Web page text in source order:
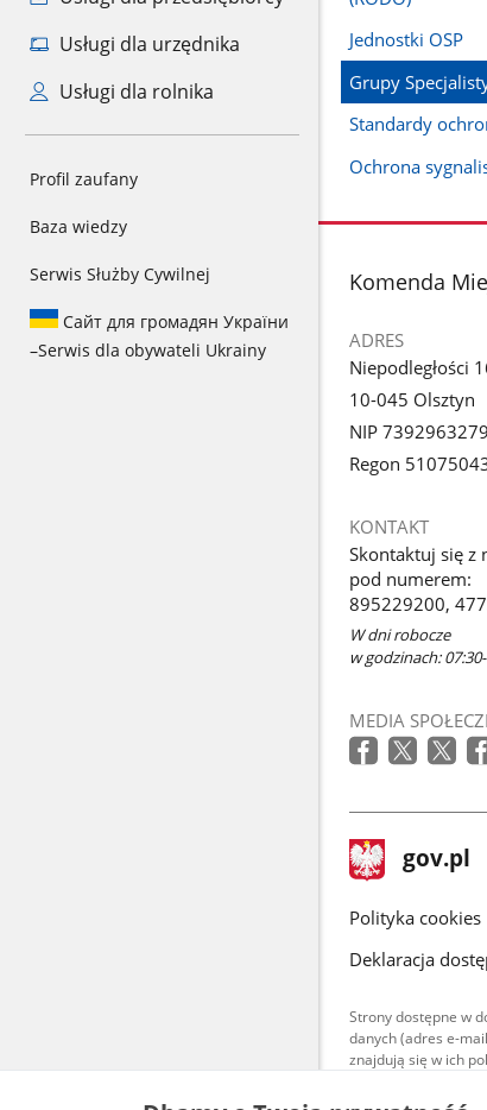
Usługi dla urzędnika
Usługi dla rolnika
Profil zaufany
Baza wiedzy
Serwis Służby Cywilnej
Сайт для громадян України
–Serwis dla obywateli Ukrainy
Jednostki OSP
Grupy
Standardy
Ochrona
stopka
Komenda
ADRES
Niepodległości
10-045 Olsztyn
NIP 7392963279
Regon
KONTAKT
Skontaktuj się z
pod numerem:
895229200,
W dni robocze
w godzinach:
MEDIA
stopka
gov.pl Strona
gov.pl
gov.pl
Polityka cookies
Deklaracja
Strony dostępne w
danych (adres e-
znajdują się w ich